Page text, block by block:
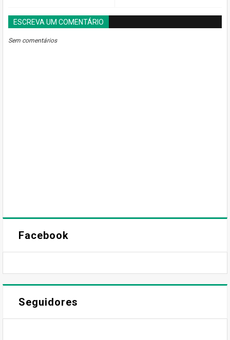
ESCREVA UM COMENTÁRIO
Sem comentários
Facebook
Seguidores